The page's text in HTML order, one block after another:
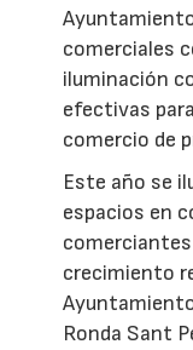
comerciales
iluminación
efectivas
comercio de
Este año se
espacios en
crecimiento
Ronda Sant